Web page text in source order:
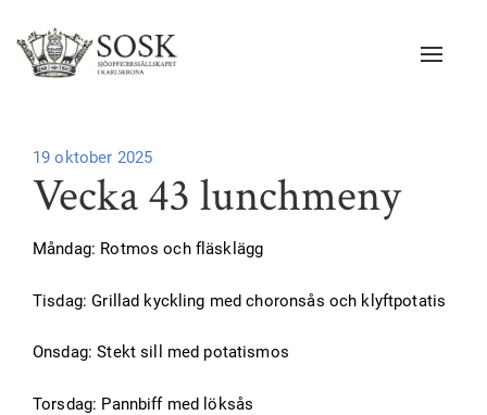
Publicerad
på
19 oktober 2025
Vecka 43 lunchmeny
Måndag: Rotmos och fläsklägg
Tisdag: Grillad kyckling med choronsås och klyftpotatis
Onsdag: Stekt sill med potatismos
Torsdag: Pannbiff med löksås